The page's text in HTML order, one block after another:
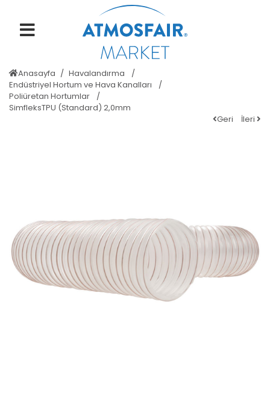
Anasayfa
Havalandırma
Endüstriyel Hortum ve Hava Kanalları
Poliüretan Hortumlar
SimfleksTPU (Standard) 2,0mm
Geri
İleri